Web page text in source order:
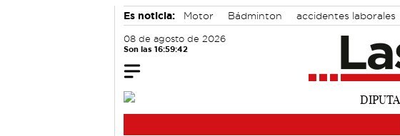
Es noticia: Motor Bádminton accidentes laborales
08 de agosto de 2026
Son las 16:59:43